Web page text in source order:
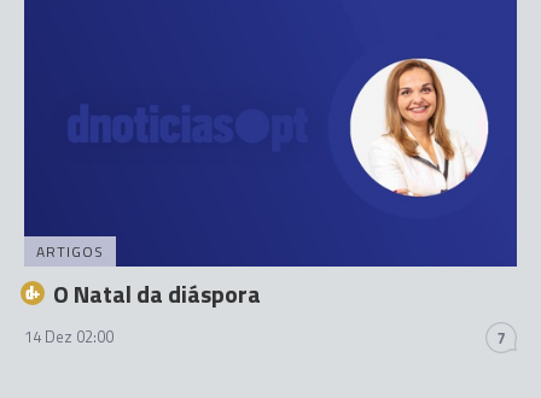
ARTIGOS
O Natal da diáspora
14 Dez 02:00 7